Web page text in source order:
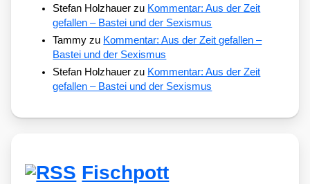
Stefan Holzhauer zu Kommentar: Aus der Zeit
gefallen – Bastei und der Sexismus
Tammy zu Kommentar: Aus der Zeit gefallen –
Bastei und der Sexismus
Stefan Holzhauer zu Kommentar: Aus der Zeit
gefallen – Bastei und der Sexismus
Fischpott